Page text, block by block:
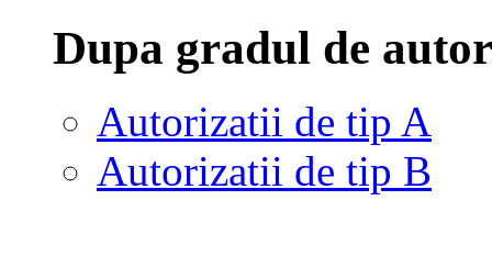
Dupa gradul de
Autorizatii de tip A
Autorizatii de tip B